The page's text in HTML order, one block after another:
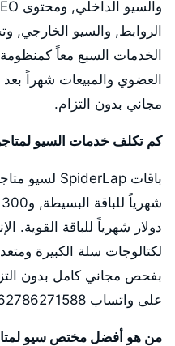
الخدمات السبع معاً
العضوي والمبيعات شهراً
مجاني بدون التزام.
كم تكلف خدمات السيو
دولار شهرياً للباقة القوية.
لكتالوجات سلة الكبيرة
على واتساب 00962786271588.
من هو أفضل مختص سيو